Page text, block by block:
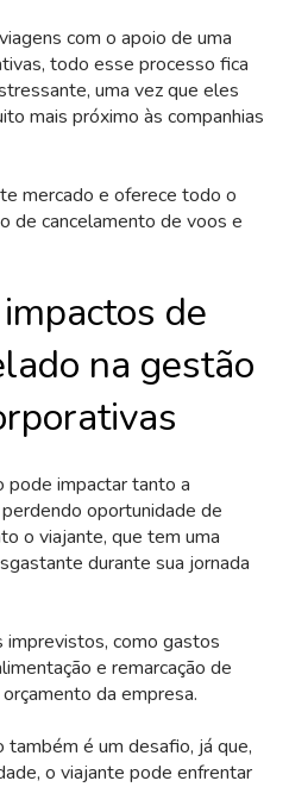
com o apoio de uma
todo esse processo fica
uma vez que eles
mais próximo às companhias
mercado e oferece todo o
de cancelamento de voos e
de
na gestão
pode impactar tanto a
oportunidade de
o viajante, que tem uma
durante sua jornada
como gastos
e remarcação de
da empresa.
também é um desafio, já que,
o viajante pode enfrentar